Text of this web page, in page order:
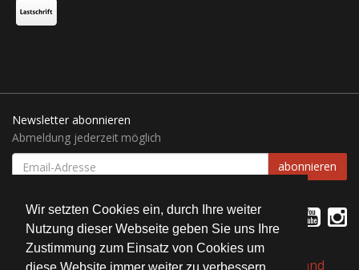
Wir setzten Cookies ein, durch Ihre weiter
Nutzung dieser Webseite geben Sie uns Ihre
Zustimmung zum Einsatz von Cookies um
Newsletter abonnieren
Abmeldung jederzeit möglich
EMAIL-
ADRESSE
abonnieren
*Alle Preise inkl. gesetzlicher USt., zzgl. Versand